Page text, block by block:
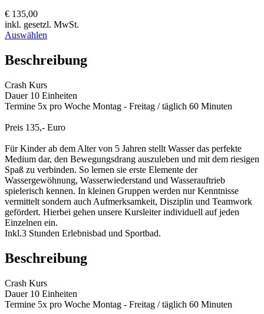
€ 135,00
inkl. gesetzl. MwSt.
Auswählen
Beschreibung
Crash Kurs
Dauer 10 Einheiten
Termine 5x pro Woche Montag - Freitag / täglich 60 Minuten
Preis 135,- Euro
Für Kinder ab dem Alter von 5 Jahren stellt Wasser das perfekte
Medium dar, den Bewegungsdrang auszuleben und mit dem riesigen
Spaß zu verbinden. So lernen sie erste Elemente der
Wassergewöhnung, Wasserwiederstand und Wasserauftrieb
spielerisch kennen. In kleinen Gruppen werden nur Kenntnisse
vermittelt sondern auch Aufmerksamkeit, Disziplin und Teamwork
gefördert. Hierbei gehen unsere Kursleiter individuell auf jeden
Einzelnen ein.
Inkl.3 Stunden Erlebnisbad und Sportbad.
Beschreibung
Crash Kurs
Dauer 10 Einheiten
Termine 5x pro Woche Montag - Freitag / täglich 60 Minuten